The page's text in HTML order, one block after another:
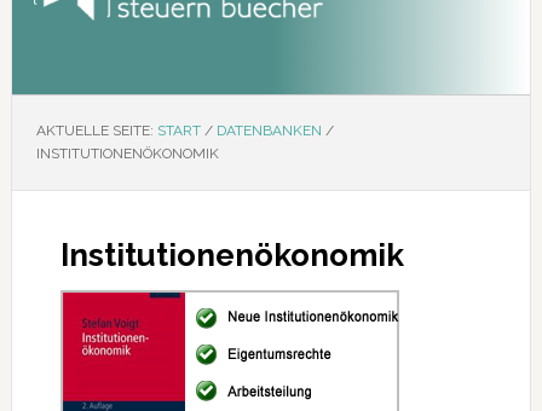
AKTUELLE SEITE: START / DATENBANKEN /
INSTITUTIONENÖKONOMIK
Institutionenökonomik